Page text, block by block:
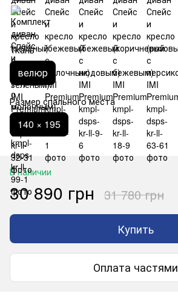
Ткань
велюр
Размер спального места
140 × 195
В наличии
30 890 грн 31 780 грн
Купить
Оплата частями